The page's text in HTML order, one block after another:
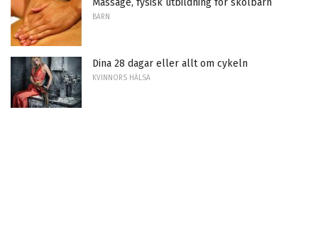
BARN
Dina 28 dagar eller allt om cykeln
KVINNORS HÄLSA